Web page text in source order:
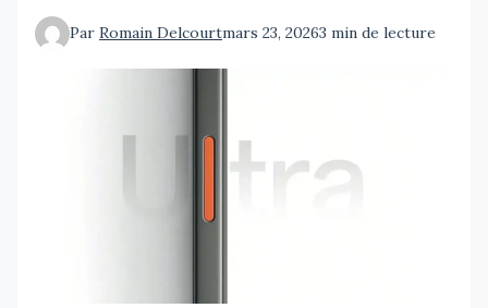
Par Romain Delcourtmars 23, 20263 min de lecture